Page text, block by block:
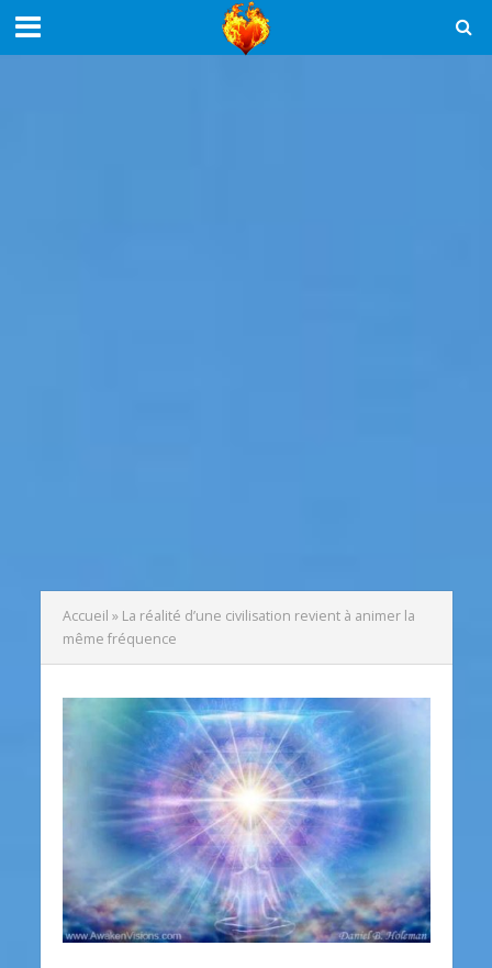
Accueil » La réalité d’une civilisation revient à animer la
même fréquence